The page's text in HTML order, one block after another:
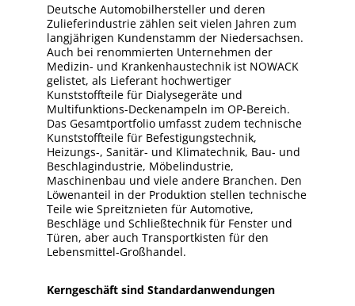
Deutsche Automobilhersteller und deren
Zulieferindustrie zählen seit vielen Jahren zum
langjährigen Kundenstamm der Niedersachsen.
Auch bei renommierten Unternehmen der
Medizin- und Krankenhaustechnik ist NOWACK
gelistet, als Lieferant hochwertiger
Kunststoffteile für Dialysegeräte und
Multifunktions-Deckenampeln im OP-Bereich.
Das Gesamtportfolio umfasst zudem technische
Kunststoffteile für Befestigungstechnik,
Heizungs-, Sanitär- und Klimatechnik, Bau- und
Beschlagindustrie, Möbelindustrie,
Maschinenbau und viele andere Branchen. Den
Löwenanteil in der Produktion stellen technische
Teile wie Spreitznieten für Automotive,
Beschläge und Schließtechnik für Fenster und
Türen, aber auch Transportkisten für den
Lebensmittel-Großhandel.
Kerngeschäft sind Standardanwendungen